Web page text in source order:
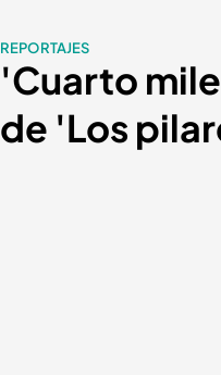
REPORTAJES
'Cuarto
de 'Los